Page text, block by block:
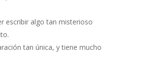
escribir algo tan misterioso
tan única, y tiene mucho